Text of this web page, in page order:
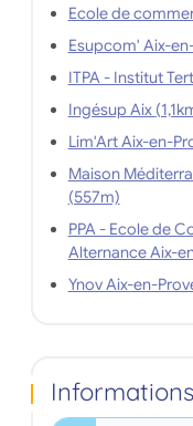
Ingésup Aix
Maison
(557m)
PPA - Ecole de
Informations